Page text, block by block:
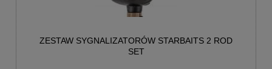
ZESTAW SYGNALIZATORÓW STARBAITS 2 ROD
SET